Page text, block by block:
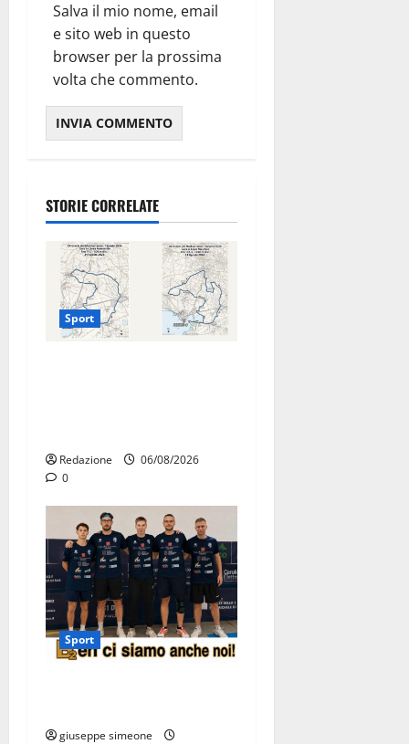
Salva il mio nome, email
e sito web in questo
browser per la prossima
volta che commento.
STORIE CORRELATE
Sport
Redazione
06/08/2026
0
Sport
giuseppe simeone